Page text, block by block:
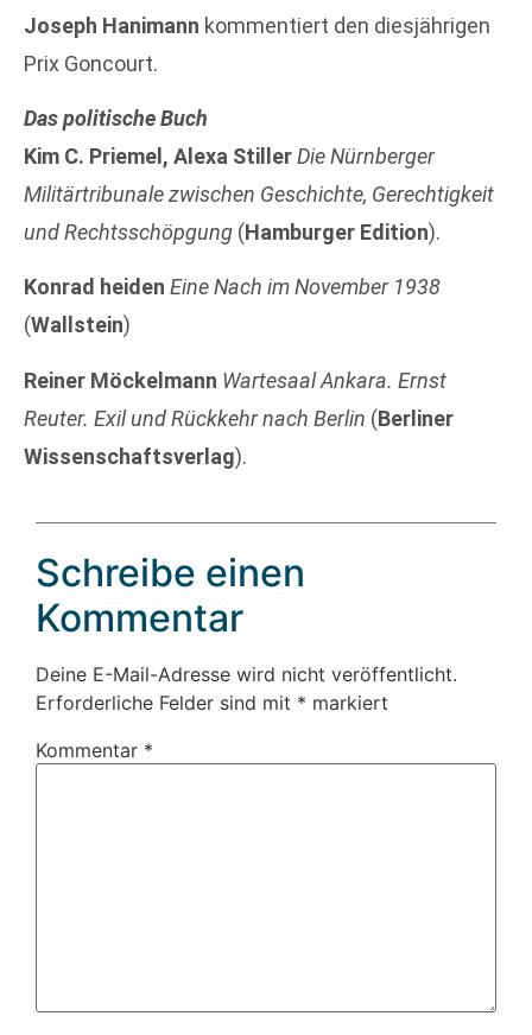
Joseph Hanimann kommentiert den diesjährigen
Prix Goncourt.
Das politische Buch
Kim C. Priemel, Alexa StillerDie Nürnberger
Militärtribunale zwischen Geschichte, Gerechtigkeit
und Rechtsschöpgung (Hamburger Edition).
Konrad heiden Eine Nach im November 1938
(Wallstein)
Reiner Möckelmann Wartesaal Ankara. Ernst
Reuter. Exil und Rückkehr nach Berlin (Berliner
Wissenschaftsverlag).
Schreibe einen
Kommentar
Deine E-Mail-Adresse wird nicht veröffentlicht.
Erforderliche Felder sind mit * markiert
Kommentar *